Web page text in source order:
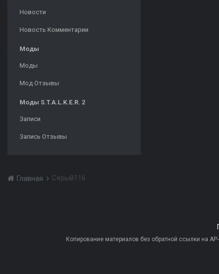
Новости
Новость Комментарии
Моды
Моды
Мод Отзывы
Моды S.T.A.L.K.E.R. 2
Записи
Запись Отзывы
Главная Серый116
Копирование материалов без обратной ссылки на